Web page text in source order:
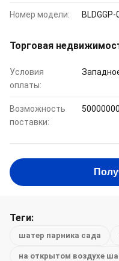
Номер модели: BLDGGP-
Торговая
Условия
оплаты:
Возможность
поставки:
Теги:
шатер парника сада
на открытом воздухе